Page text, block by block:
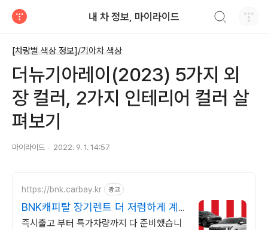
내 차 정보, 마이라이드
[차량별 색상 정보]/기아차 색상
더뉴기아레이(2023) 5가지 외
장 컬러, 2가지 인테리어 컬러 살
펴보기
마이라이드 2022. 9. 1. 14:57
https://bnk.carbay.kr 광고
BNK캐피탈 장기렌트 더 저렴하게 계
약하고
즉시출고 부터 특가차량까지 다 준비했습니